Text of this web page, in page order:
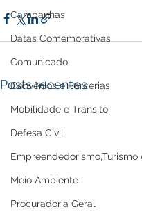
Campanhas
Datas Comemorativas
Comunicado
Convênios e Parcerias
Mobilidade e Trânsito
Defesa Civil
Empreendedorismo,Turismo
Meio Ambiente
Procuradoria Geral
Posts recentes